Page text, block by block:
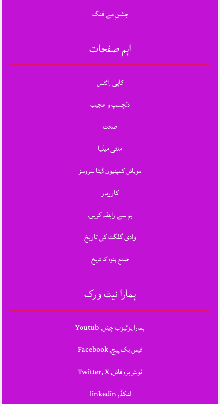
جشنِ مے فنگ
اہم صفحات
کاپی رائٹس
دلچسپ و عجیب
صحت
ملٹی میڈیا
موبائل کمپنیوں ڈیٹا سروسز
کاروبار
ہم سے رابطہ کریں.
وادی گلگت کی تاریخ
ضلع ہنزہ کا تایخ
ہمارا نیٹ ورک
ہمارا یوٹیوب چینل, Youtub
فیس بک پیج, Facebook
ٹویٹر پروفائل, Twitter, X
لنکڈ, linkedin